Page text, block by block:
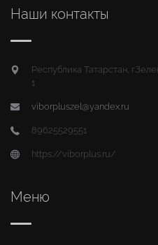
Наши контакты
Республика Татарстан,
1
viborpluszel@yandex.ru
89625529551
https://viborplus.ru/
Меню